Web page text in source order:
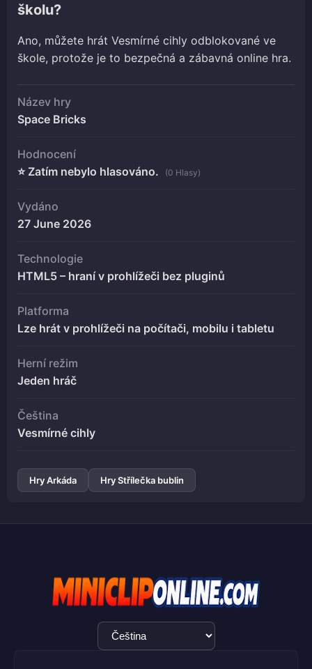
školu?
Ano, můžete hrát Vesmírné cihly odblokované ve
škole, protože je to bezpečná a zábavná online hra.
Název hry
Space Bricks
Hodnocení
⭐ Zatím nebylo hlasováno.
(0 Hlasy)
Vydáno
27 June 2026
Technologie
HTML5 – hraní v prohlížeči bez pluginů
Platforma
Lze hrát v prohlížeči na počítači, mobilu i tabletu
Herní režim
Jeden hráč
Čeština
Vesmírné cihly
Hry Arkáda Hry Střílečka bublin
Výběr
jazyka